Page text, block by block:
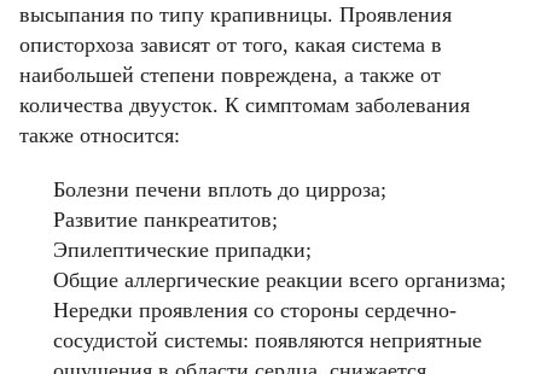
высыпания по типу крапивницы. Проявления
описторхоза зависят от того, какая система в
наибольшей степени повреждена, а также от
количества двуусток. К симптомам заболевания
также относится:
Болезни печени вплоть до цирроза;
Развитие панкреатитов;
Эпилептические припадки;
Общие аллергические реакции всего организма;
Нередки проявления со стороны сердечно-
сосудистой системы: появляются неприятные